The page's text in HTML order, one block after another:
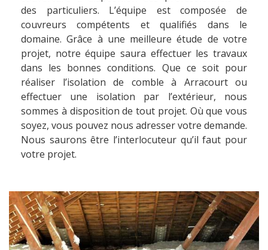
des particuliers. L’équipe est composée de
couvreurs compétents et qualifiés dans le
domaine. Grâce à une meilleure étude de votre
projet, notre équipe saura effectuer les travaux
dans les bonnes conditions. Que ce soit pour
réaliser l’isolation de comble à Arracourt ou
effectuer une isolation par l’extérieur, nous
sommes à disposition de tout projet. Où que vous
soyez, vous pouvez nous adresser votre demande.
Nous saurons être l’interlocuteur qu’il faut pour
votre projet.